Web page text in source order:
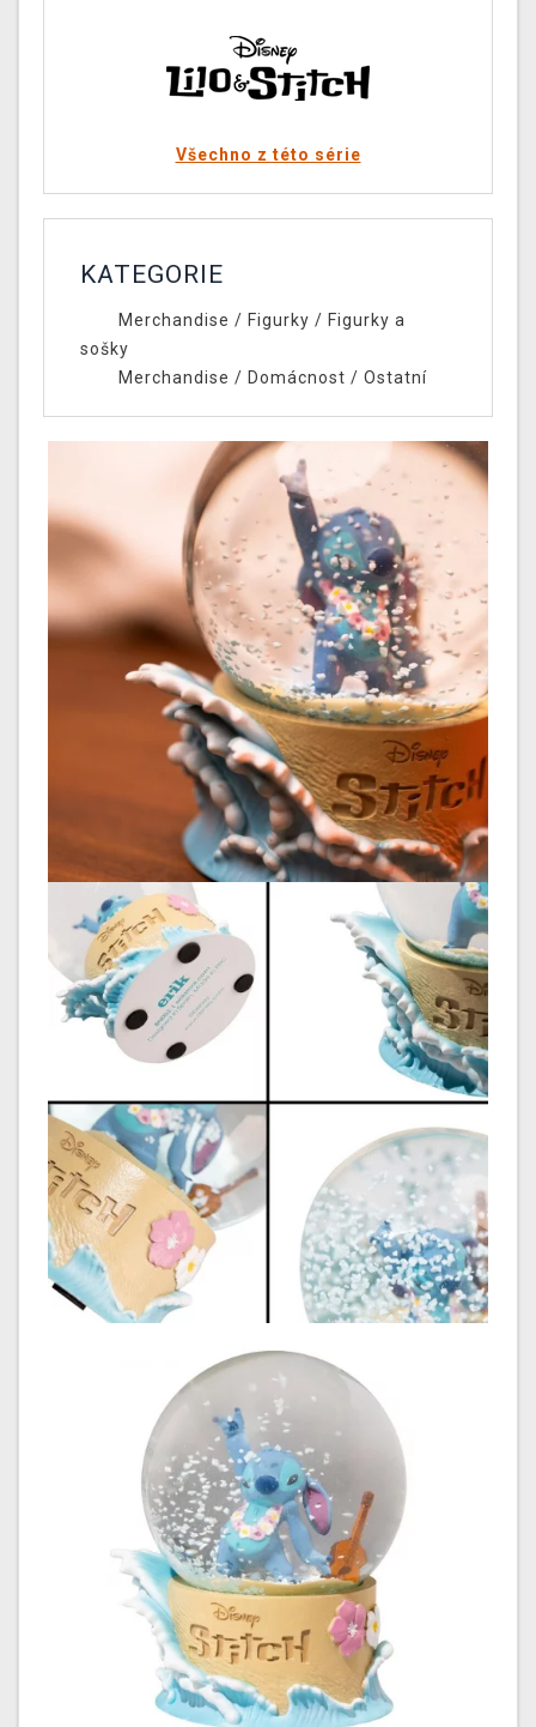
Všechno z této série
KATEGORIE
Merchandise / Figurky / Figurky a
sošky
Merchandise / Domácnost / Ostatní